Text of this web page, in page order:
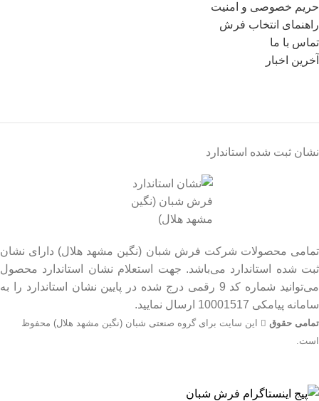
حریم خصوصی و امنیت
راهنمای انتخاب فرش
تماس با ما
آخرین اخبار
نشان ثبت شده استاندارد
تمامی محصولات شرکت فرش شبان (نگین مشهد هلال) دارای نشان
ثبت شده استاندارد می‌باشد. جهت استعلام نشان استاندارد محصول
می‌توانید شماره کد 9 رقمی درج شده در پایین نشان استاندارد را به
سامانه پیامکی 10001517 ارسال نمایید.
تمامی حقوق
این سایت برای گروه صنعتی شبان (نگین مشهد هلال) محفوظ
است.